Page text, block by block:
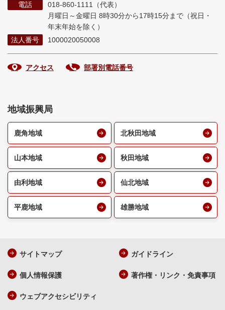
電話
018-860-1111（代表）
月曜日～金曜日 8時30分から17時15分まで （祝日・
年末年始を除く）
法人番号
1000020050008
アクセス 部署別電話番号
地域振興局
鹿角地域 北秋田地域
山本地域 秋田地域
由利地域 仙北地域
平鹿地域 雄勝地域
サイトマップ ガイドライン
個人情報保護 著作権・リンク・免責事項
ウェブアクセシビリティ